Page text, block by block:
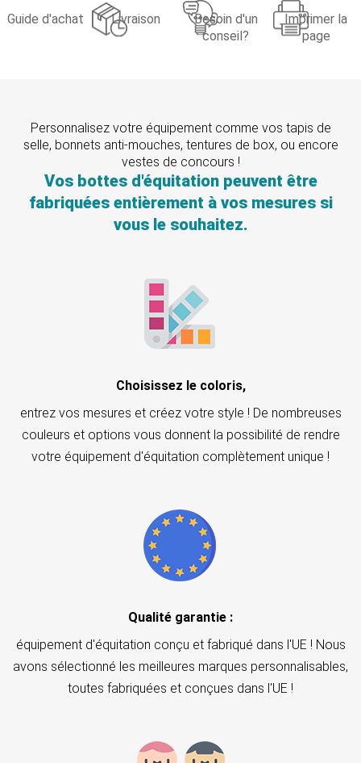
Guide d'achat Livraison
Besoin d'un
conseil?
Imprimer la
page
Personnalisez votre équipement comme vos tapis de
selle, bonnets anti-mouches, tentures de box, ou encore
vestes de concours !
Vos bottes d'équitation peuvent être
fabriquées entièrement à vos mesures si
vous le souhaitez.
Choisissez le coloris,
entrez vos mesures et créez votre style ! De nombreuses
couleurs et options vous donnent la possibilité de rendre
votre équipement d'équitation complètement unique !
Qualité garantie :
équipement d'équitation conçu et fabriqué dans l'UE ! Nous
avons sélectionné les meilleures marques personnalisables,
toutes fabriquées et conçues dans l'UE !